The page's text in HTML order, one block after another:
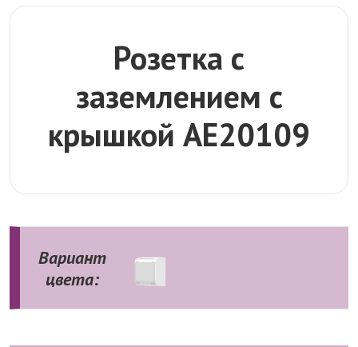
Розетка с
заземлением с
крышкой AE20109
Вариант
цвета: